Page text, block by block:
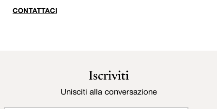
CONTATTACI
Iscriviti
Unisciti alla conversazione